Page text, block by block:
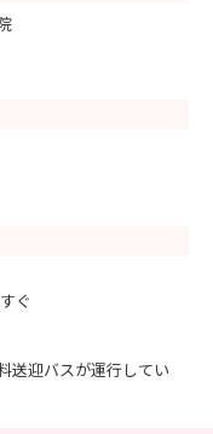
ぐ
送迎バスが運行してい